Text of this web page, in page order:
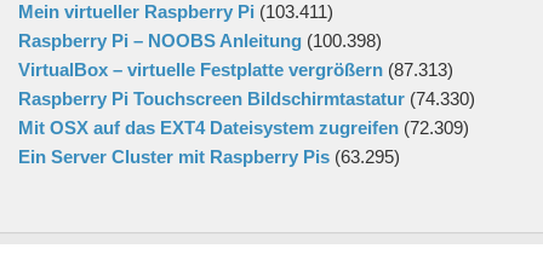
Mein virtueller Raspberry Pi (103.411)
Raspberry Pi – NOOBS Anleitung (100.398)
VirtualBox – virtuelle Festplatte vergrößern (87.313)
Raspberry Pi Touchscreen Bildschirmtastatur (74.330)
Mit OSX auf das EXT4 Dateisystem zugreifen (72.309)
Ein Server Cluster mit Raspberry Pis (63.295)